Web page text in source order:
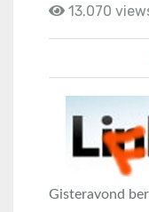
13.070
Gisteravond